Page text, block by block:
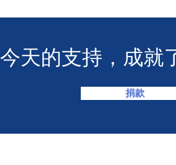
天的支持，成就
捐款